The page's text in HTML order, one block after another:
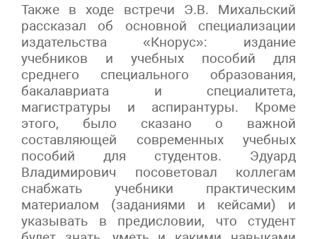
Также в ходе встречи Э.В. Михальский
рассказал об основной специализации
издательства «Кнорус»: издание
учебников и учебных пособий для
среднего специального образования,
бакалавриата и специалитета,
магистратуры и аспирантуры. Кроме
этого, было сказано о важной
составляющей современных учебных
пособий для студентов. Эдуард
Владимирович посоветовал коллегам
снабжать учебники практическим
материалом (заданиями и кейсами) и
указывать в предисловии, что студент